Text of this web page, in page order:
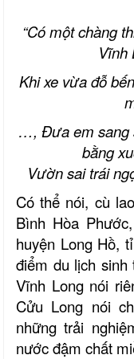
“Có một chàng
Vĩnh
Khi xe vừa đỗ
…, Đưa em sang
bằng
Vườn sai trái
Có thể nói, cù
Bình Hòa
huyện Long Hồ,
điểm du lịch sinh
Vĩnh Long nói
Cửu Long nói
những trải
nước đậm chất